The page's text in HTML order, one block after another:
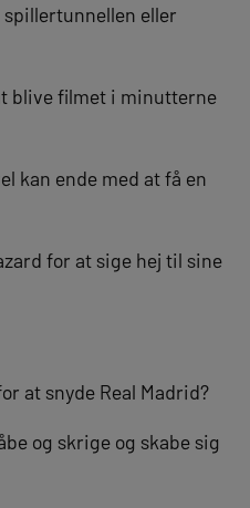
eller
blive filmet i minutterne
kan ende med at få en
for at sige hej til sine
at snyde Real Madrid?
og skrige og skabe sig